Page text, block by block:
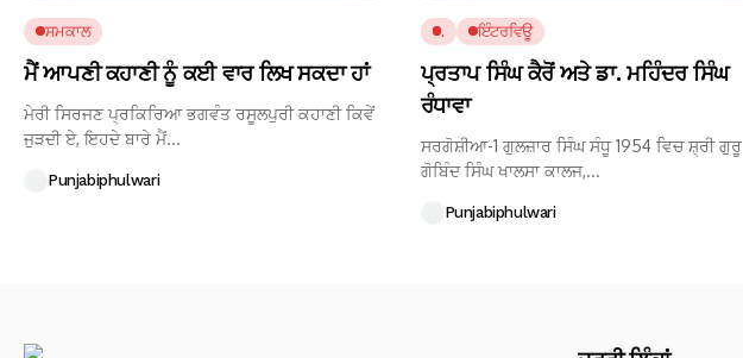
ਸਮਕਾਲ
ਮੈਂ ਆਪਣੀ ਕਹਾਣੀ ਨੂੰ ਕਈ ਵਾਰ ਲਿਖ ਸਕਦਾ ਹਾਂ
ਮੇਰੀ ਸਿਰਜਣ ਪ੍ਰਕਿਰਿਆ ਭਗਵੰਤ ਰਸੂਲਪੁਰੀ ਕਹਾਣੀ ਕਿਵੇਂ
ਜੁੜਦੀ ਏ, ਇਹਦੇ ਬਾਰੇ ਮੈਂ...
Punjabiphulwari
. ਇੰਟਰਵਿਊ
ਪ੍ਰਤਾਪ ਸਿੰਘ ਕੈਰੋਂ ਅਤੇ ਡਾ. ਮਹਿੰਦਰ ਸਿੰਘ
ਰੰਧਾਵਾ
ਸਰਗੋਸ਼ੀਆ-1 ਗੁਲਜ਼ਾਰ ਸਿੰਘ ਸੰਧੂ 1954 ਵਿਚ ਸ਼੍ਰੀ ਗੁਰੂ
ਗੋਬਿੰਦ ਸਿੰਘ ਖਾਲਸਾ ਕਾਲਜ,...
Punjabiphulwari